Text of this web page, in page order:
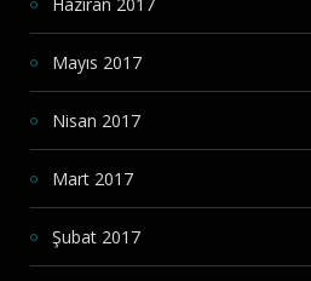
Mayıs 2017
Nisan 2017
Mart 2017
Şubat 2017